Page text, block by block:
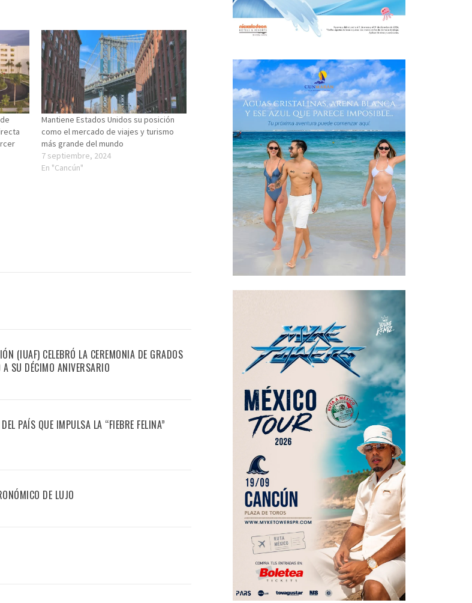
Mantiene Estados Unidos su posición
como el mercado de viajes y turismo
más grande del mundo
7 septiembre, 2024
En "Cancún"
(IUAF) CELEBRÓ LA CEREMONIA DE GRADOS
SU DÉCIMO ANIVERSARIO
PAÍS QUE IMPULSA LA “FIEBRE FELINA”
DE LUJO